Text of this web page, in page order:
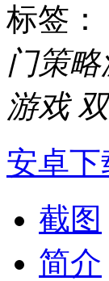
标签：
门策
游戏
安卓下
截图
简介